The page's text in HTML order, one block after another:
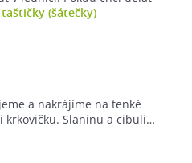
(šátečky)
a nakrájíme na tenké
krkovičku. Slaninu a cibuli…